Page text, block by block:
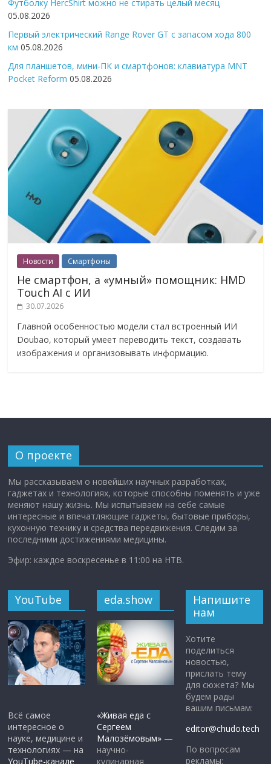
Футболку HercShirt можно не стирать целый месяц
05.08.2026
Первый электрический Range Rover GT с запасом хода 800
км 05.08.2026
Для планшетов, мини-ПК и смартфонов: клавиатура MNT
Pocket Reform 05.08.2026
Новости Смартфоны
Не смартфон, а «умный» помощник: HMD
Touch AI с ИИ
30.07.2026
Главной особенностью модели стал встроенный ИИ
Doubao, который умеет переводить текст, создавать
изображения и организовывать информацию.
О проекте
Мы рассказываем о новейших научных разработках,
гаджетах и технологиях, которые способны поменять и уже
меняют нашу жизнь. Мы испытываем на себе самые
интересные и впечатляющие гаджеты, бытовые приборы,
кухонную технику и средства передвижения. Следим за
последними достижениями медицины.
Эфир: каждое воскресенье в 11:00 на НТВ.
YouTube
Всё самое
интересное о
науке, медицине и
технологиях — на
YouTube-канале
eda.show
«Живая еда с
Сергеем
Малозёмовым» —
научно-
кулинарная
Напишите
нам
Хотите
поделиться
новостью,
прислать тему
для сюжета? Мы
будем рады
вашим письмам:
editor@chudo.tech
По вопросам
рекламы: